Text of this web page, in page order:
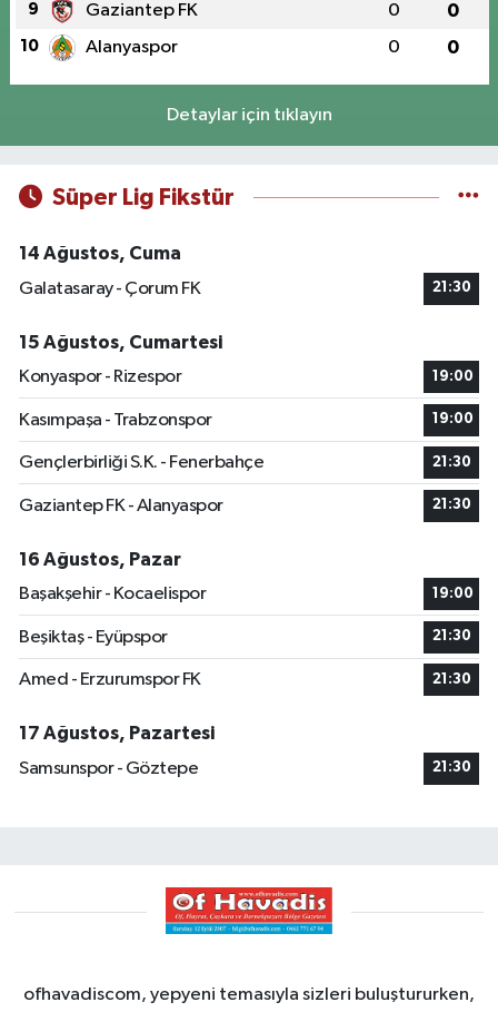
9 Gaziantep FK 0 0
10 Alanyaspor 0 0
Detaylar için tıklayın
Süper Lig Fikstür
14 Ağustos, Cuma
Galatasaray - Çorum FK
21:30
15 Ağustos, Cumartesi
Konyaspor - Rizespor
19:00
Kasımpaşa - Trabzonspor 19:00
Gençlerbirliği S.K. - Fenerbahçe 21:30
Gaziantep FK - Alanyaspor 21:30
16 Ağustos, Pazar
Başakşehir - Kocaelispor
19:00
Beşiktaş - Eyüpspor 21:30
Amed - Erzurumspor FK 21:30
17 Ağustos, Pazartesi
Samsunspor - Göztepe
21:30
ofhavadiscom, yepyeni temasıyla sizleri buluştururken,